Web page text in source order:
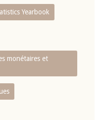
Yearbook
monétaires et